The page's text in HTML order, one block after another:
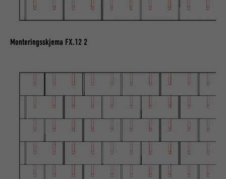
Monteringsskjema FX.12 2
annonser vises eller klikkes på, med formål
TILBYDER Pinterest
FORLØP 1 år
FORMÅL Brukes av Pinterest for å forfølge tjenester.
NAVN __cfduid